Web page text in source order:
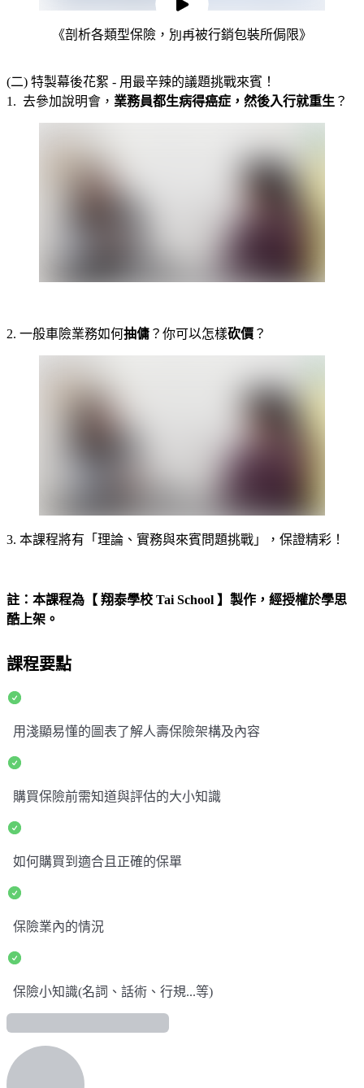
《剖析各類型保險，別再被行銷包裝所侷限》
(二) 特製幕後花絮 - 用最辛辣的議題挑戰來賓！
1. 去參加說明會， 業務員都生病得癌症，然後入行就重生 ？
2. 一般車險業務如何 抽傭 ？你可以怎樣砍價 ？
3. 本課程將有「理論、實務與來賓問題挑戰」，保證精彩！
註：本課程為【 翔泰學校 Tai School 】製作，經授權於學思
酷上架。
課程要點
用淺顯易懂的圖表了解人壽保險架構及內容
購買保險前需知道與評估的大小知識
如何購買到適合且正確的保單
保險業內的情況
保險小知識(名詞、話術、行規...等)